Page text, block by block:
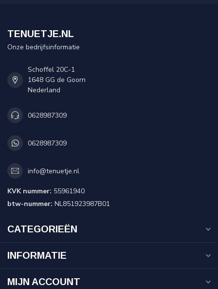
TENUETJE.NL
Onze bedrijfsinformatie
Schoffel 20C-1
1648 GG de Goorn
Nederland
0628987309
0628987309
info@tenuetje.nl
KVK nummer: 55961940
btw-nummer: NL851923987B01
CATEGORIEËN
INFORMATIE
MIJN ACCOUNT